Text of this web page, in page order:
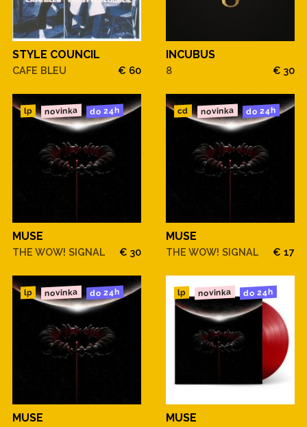
STYLE COUNCIL
CAFE BLEU € 60
INCUBUS
8 € 30
lp novinka do 24h
MUSE
THE WOW! SIGNAL € 30
cd novinka do 24h
MUSE
THE WOW! SIGNAL € 17
lp novinka do 24h
MUSE
lp novinka do 24h
MUSE